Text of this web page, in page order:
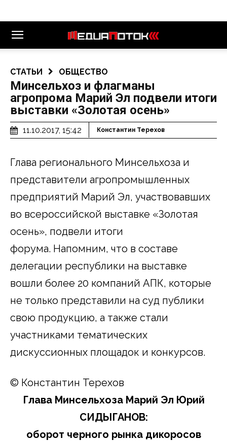
СТАТЬИ ОБЩЕСТВО
Минсельхоз и флагманы
агропрома Марий Эл подвели итоги
выставки «Золотая осень»
11.10.2017, 15:42 Константин Терехов
Глава регионального Минсельхоза и
представители агропромышленных
предприятий Марий Эл, участвовавших
во всероссийской выставке «Золотая
осень», подвели итоги
форума. Напомним, что в составе
делегации республики на выставке
вошли более 20 компаний АПК, которые
не только представили на суд публики
свою продукцию, а также стали
участниками тематических
дискуссионных площадок и конкурсов.
© Константин Терехов
Глава Минсельхоза Марий Эл Юрий
СИДЫГАНОВ:
оборот черного рынка дикоросов